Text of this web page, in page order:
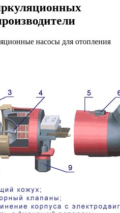
насосы для отопления